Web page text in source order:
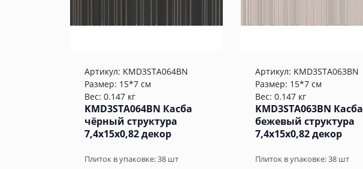
Артикул: KMD3STA064BN
Размер: 15*7 см
Вес: 0.147 кг
KMD3STA064BN Касба
чёрный структура
7,4x15x0,82 декор
Плиток в упаковке:38 шт
Артикул: KMD3STA063BN
Размер: 15*7 см
Вес: 0.147 кг
KMD3STA063BN Касба
бежевый структура
7,4x15x0,82 декор
Плиток в упаковке:38 шт